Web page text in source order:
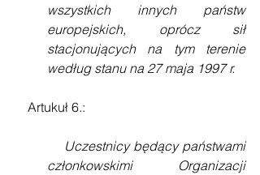
wszystkich innych państw
europejskich, oprócz sił
stacjonujących na tym terenie
według stanu na 27 maja 1997 r.
Artukuł 6.:
Uczestnicy będący państwami
członkowskimi Organizacji